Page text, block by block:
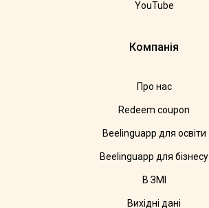
YouTube
Компанія
Про нас
Redeem coupon
Beelinguapp для освіти
Beelinguapp для бізнесу
В ЗМІ
Вихідні дані